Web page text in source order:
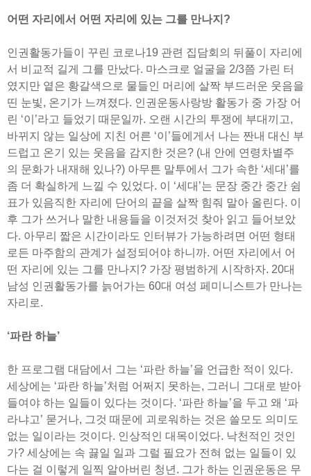
어떤 자리에서 어떤 자리에 있는 그를 만나지?
인권활동가들이 꾸린 코로나19 관련 집담회의 뒤풀이 자리에
서 비교적 길게 그를 만났다. 마스크로 얼굴을 2/3쯤 가린 터
였지만 옅은 황갈색으로 물들인 머리에 살짝 부드러운 웃음을
띤 눈빛, 온기가 느껴졌다. 인권운동사랑방 활동가 중 가장 어
린 ‘이’라고 들었기 때문일까. 오랜 시간의 투쟁에 부대끼고,
바뀌지 않는 일상에 지친 어른 ‘이’들에게서 나는 짠내 대신 부
드럽고 온기 있는 웃음을 감지한 것은? (내 안에 연령차별주
의 문화가 내재해 있나?) 아무튼 말투에서 그가 속한 ‘세대’를
좀 더 확실하게 느낄 수 있었다. 이 ‘세대’는 문장 중간 중간 쉼
표가 있음직한 자리에 단어의 끝을 살짝 힘줘 말아 올린다. 이
후 그가 쓰거나 말한 내용들을 이것저것 찾아 읽고 들어보았
다. 아무리 짧은 시간이라도 인터뷰가 가능하려면 어떤 형태
로든 마주함의 관계가 설정되어야 하니까. 어떤 자리에서 어
떤 자리에 있는 그를 만나지? 가장 평범하게 시작하자. 20대
남성 인권활동가를 늙어가는 60대 여성 페미니스트가 만나는
자리로.
‘파란 하늘’
한 프로그램 대담에서 그는 ‘파란 하늘’을 언급한 적이 있다.
세상에는 ‘파란 하늘’처럼 어쩌지 못하는, 그러니 그대로 받아
들여야 하는 일들이 있다는 것이다. ‘파란 하늘’을 두고 왜 ‘파
라냐고’ 묻거나, 그것 때문에 괴로워하는 것은 쓸모도 의미도
없는 일이라는 것이다. 인상적인 대목이었다. 낙천적인 것인
가? 세상에는 속 끓일 일과 그럴 필요가 전혀 없는 일들이 있
다는 걸 이렇게 일찍 알아버린 청년. 그가 하는 인권운동은 무